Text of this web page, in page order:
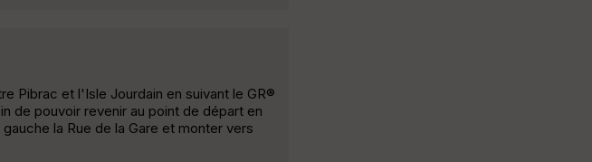
Pibrac et l'Isle Jourdain en suivant le GR®
de pouvoir revenir au point de départ en
la Rue de la Gare et monter vers